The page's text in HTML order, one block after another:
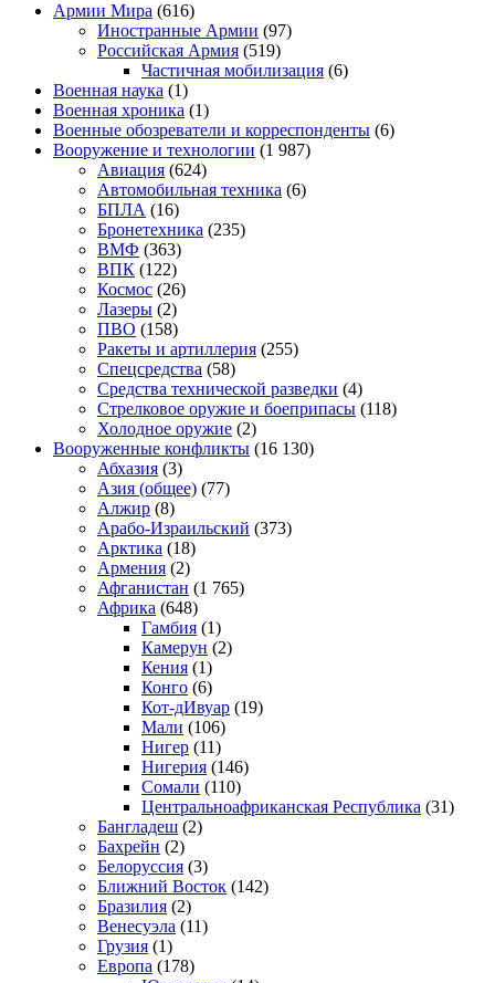
Армии Мира (616)
Иностранные Армии (97)
Российская Армия (519)
Частичная мобилизация (6)
Военная наука (1)
Военная хроника (1)
Военные обозреватели и корреспонденты (6)
Вооружение и технологии (1 987)
Авиация (624)
Автомобильная техника (6)
БПЛА (16)
Бронетехника (235)
ВМФ (363)
ВПК (122)
Космос (26)
Лазеры (2)
ПВО (158)
Ракеты и артиллерия (255)
Спецсредства (58)
Средства технической разведки (4)
Стрелковое оружие и боеприпасы (118)
Холодное оружие (2)
Вооруженные конфликты (16 130)
Абхазия (3)
Азия (общее) (77)
Алжир (8)
Арабо-Израильский (373)
Арктика (18)
Армения (2)
Афганистан (1 765)
Африка (648)
Гамбия (1)
Камерун (2)
Кения (1)
Конго (6)
Кот-дИвуар (19)
Мали (106)
Нигер (11)
Нигерия (146)
Сомали (110)
Центральноафриканская Республика (31)
Бангладеш (2)
Бахрейн (2)
Белоруссия (3)
Ближний Восток (142)
Бразилия (2)
Венесуэла (11)
Грузия (1)
Европа (178)